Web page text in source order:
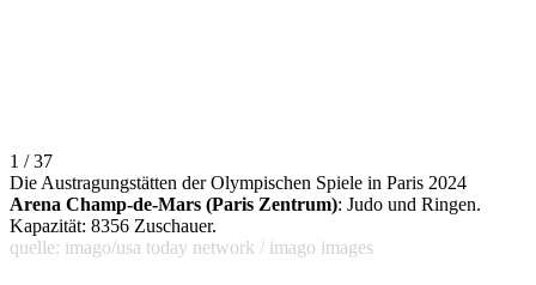
1 / 37
Die Austragungstätten der Olympischen Spiele in Paris 2024
Arena Champ-de-Mars (Paris Zentrum): Judo und Ringen.
Kapazität: 8356 Zuschauer.
quelle: imago/usa today network / imago images